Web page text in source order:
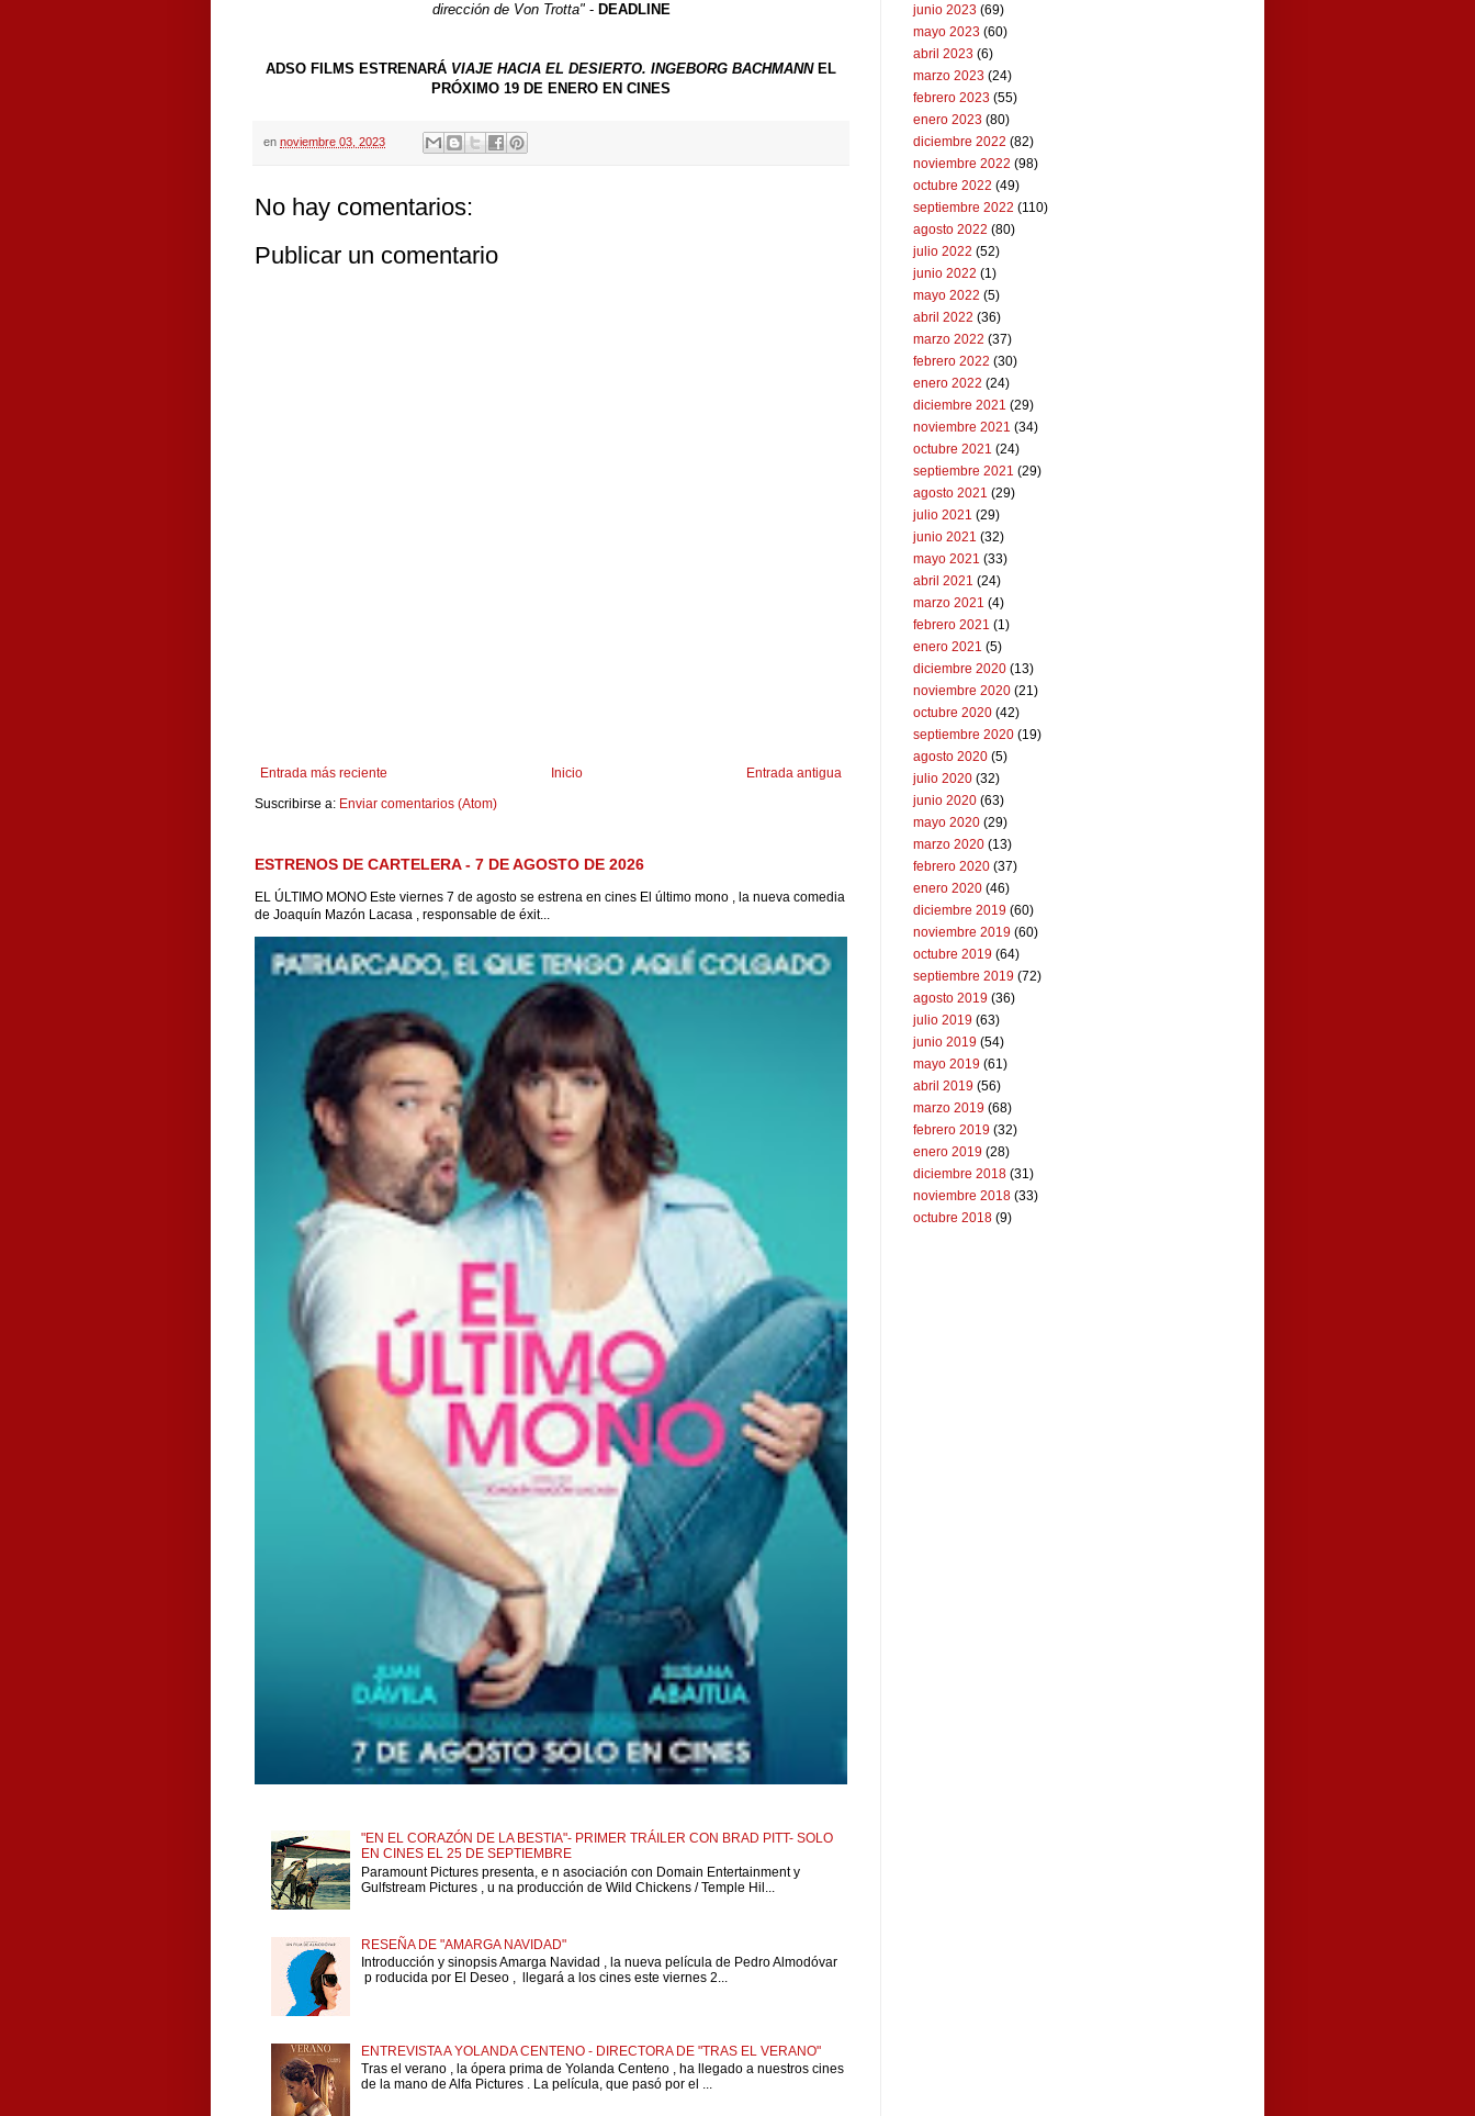
dirección de Von Trotta"- DEADLINE
ADSO FILMS ESTRENARÁ VIAJE HACIA EL DESIERTO. INGEBORG BACHMANNEL
PRÓXIMO 19 DE ENERO EN CINES
en noviembre 03, 2023
No hay comentarios:
Publicar un comentario
Entrada más reciente Entrada antigua
Inicio
Suscribirse a: Enviar comentarios (Atom)
ESTRENOS DE CARTELERA - 7 DE AGOSTO DE 2026
EL ÚLTIMO MONO Este viernes 7 de agosto se estrena en cines El último mono , la nueva comedia
de Joaquín Mazón Lacasa , responsable de éxit...
"EN EL CORAZÓN DE LA BESTIA"- PRIMER TRÁILER CON BRAD PITT- SOLO
EN CINES EL 25 DE SEPTIEMBRE
Paramount Pictures presenta, e n asociación con Domain Entertainment y
Gulfstream Pictures , u na producción de Wild Chickens / Temple Hil...
RESEÑA DE "AMARGA NAVIDAD"
Introducción y sinopsis Amarga Navidad , la nueva película de Pedro Almodóvar
p roducida por El Deseo , llegará a los cines este viernes 2...
ENTREVISTA A YOLANDA CENTENO - DIRECTORA DE "TRAS EL VERANO"
Tras el verano , la ópera prima de Yolanda Centeno , ha llegado a nuestros cines
de la mano de Alfa Pictures . La película, que pasó por el ...
junio 2023 (69)
mayo 2023 (60)
abril 2023 (6)
marzo 2023 (24)
febrero 2023 (55)
enero 2023 (80)
diciembre 2022 (82)
noviembre 2022 (98)
octubre 2022 (49)
septiembre 2022 (110)
agosto 2022 (80)
julio 2022 (52)
junio 2022 (1)
mayo 2022 (5)
abril 2022 (36)
marzo 2022 (37)
febrero 2022 (30)
enero 2022 (24)
diciembre 2021 (29)
noviembre 2021 (34)
octubre 2021 (24)
septiembre 2021 (29)
agosto 2021 (29)
julio 2021 (29)
junio 2021 (32)
mayo 2021 (33)
abril 2021 (24)
marzo 2021 (4)
febrero 2021 (1)
enero 2021 (5)
diciembre 2020 (13)
noviembre 2020 (21)
octubre 2020 (42)
septiembre 2020 (19)
agosto 2020 (5)
julio 2020 (32)
junio 2020 (63)
mayo 2020 (29)
marzo 2020 (13)
febrero 2020 (37)
enero 2020 (46)
diciembre 2019 (60)
noviembre 2019 (60)
octubre 2019 (64)
septiembre 2019 (72)
agosto 2019 (36)
julio 2019 (63)
junio 2019 (54)
mayo 2019 (61)
abril 2019 (56)
marzo 2019 (68)
febrero 2019 (32)
enero 2019 (28)
diciembre 2018 (31)
noviembre 2018 (33)
octubre 2018 (9)